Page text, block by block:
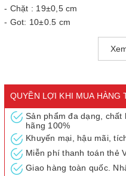
- Chặt : 19±0,5 cm
- Gọt: 10±0,5 cm
- Làm bếp: 16.5±0,7 cm
Thương hiệu Thương hiệu
Chuôi dao: Đen
Thiết kế sang trọng, tinh tế
Bộ dao 3 chiếc Eco Family
kế đơn giản với màu bạc
công việc bếp núc mà còn
QUYỀN LỢI KHI MUA HÀNG
Sản phẩm đa dạng,
hãng 100%
Khuyến mại, hậu mãi,
Miễn phí thanh toán thẻ
Giao hàng toàn quốc.